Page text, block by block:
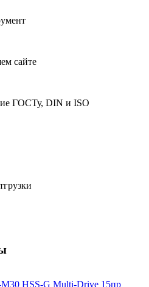
сайте
ГОСТу, DIN и ISO
HSS-G Multi-Drive 15пр